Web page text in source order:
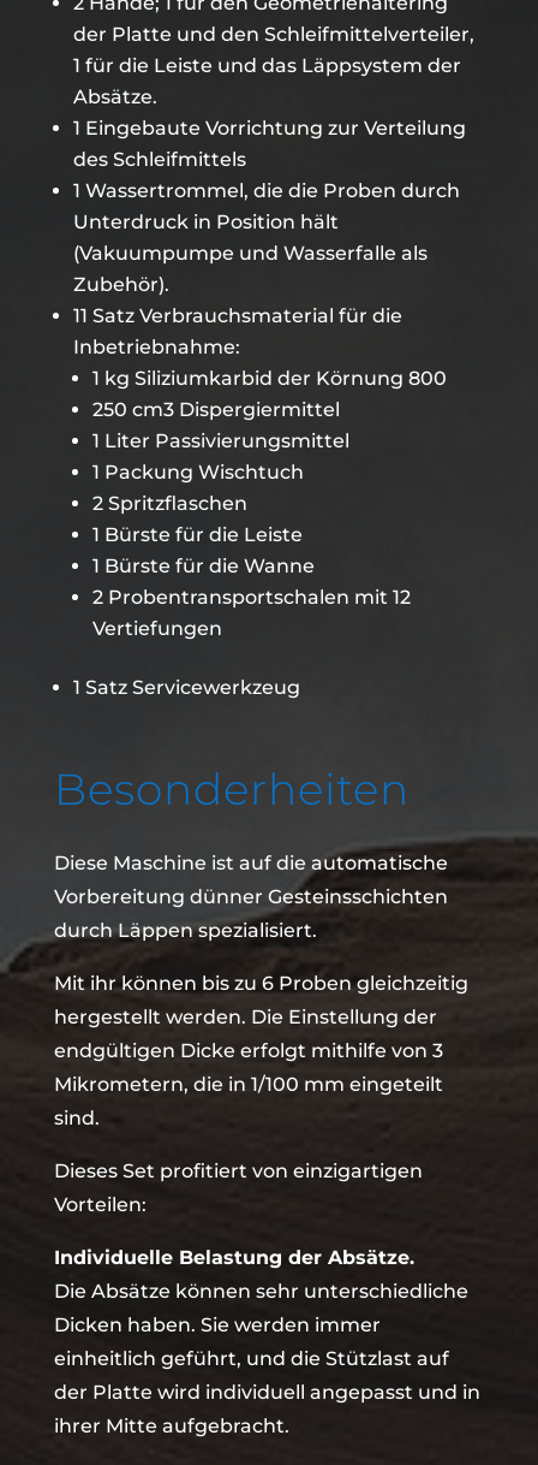
der Platte und den Schleifmittelverteiler,
1 für die Leiste und das Läppsystem der
Absätze.
1 Eingebaute Vorrichtung zur Verteilung
des Schleifmittels
1 Wassertrommel, die die Proben durch
Unterdruck in Position hält
(Vakuumpumpe und Wasserfalle als
Zubehör).
11 Satz Verbrauchsmaterial für die
Inbetriebnahme:
1 kg Siliziumkarbid der Körnung 800
250 cm3 Dispergiermittel
1 Liter Passivierungsmittel
1 Packung Wischtuch
2 Spritzflaschen
1 Bürste für die Leiste
1 Bürste für die Wanne
2 Probentransportschalen mit 12
Vertiefungen
1 Satz Servicewerkzeug
Besonderheiten
Diese Maschine ist auf die automatische
Vorbereitung dünner Gesteinsschichten
durch Läppen spezialisiert.
Mit ihr können bis zu 6 Proben gleichzeitig
hergestellt werden. Die Einstellung der
endgültigen Dicke erfolgt mithilfe von 3
Mikrometern, die in 1/100 mm eingeteilt
sind.
Dieses Set profitiert von einzigartigen
Vorteilen:
Individuelle Belastung der Absätze.
Die Absätze können sehr unterschiedliche
Dicken haben. Sie werden immer
einheitlich geführt, und die Stützlast auf
der Platte wird individuell angepasst und in
ihrer Mitte aufgebracht.